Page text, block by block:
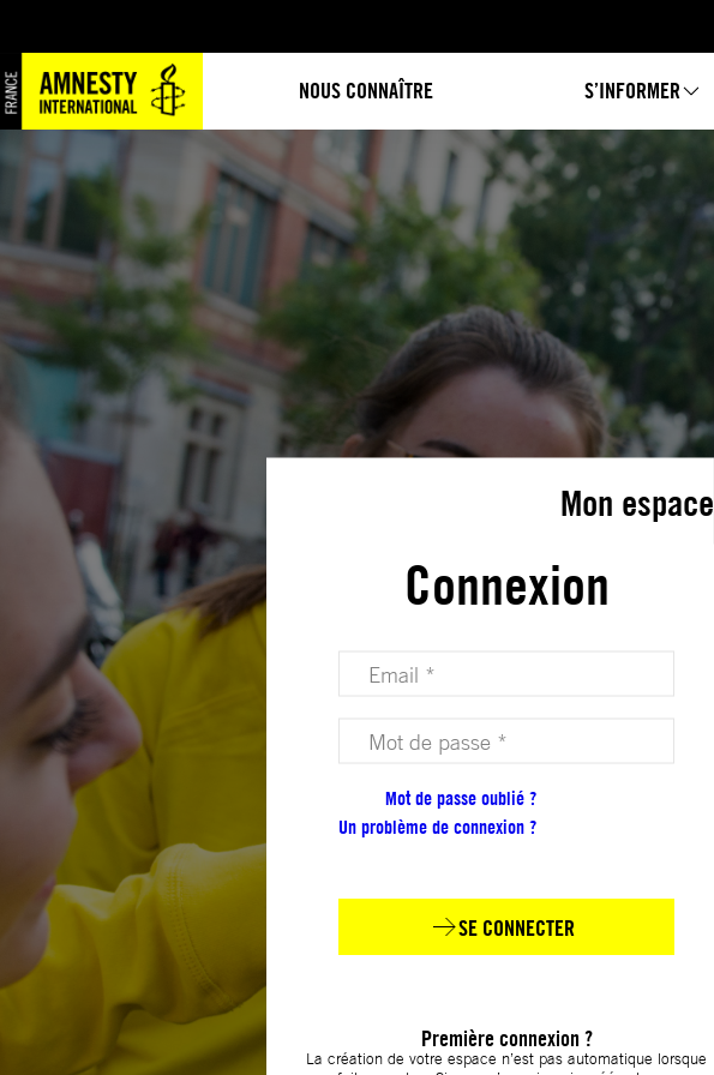
NOUS CONNAÎTRE S’INFORMER
Mon espace
Connexion
Votre adresse email (obligatoire)
Votre mot de passe (obligatoire)
Mot de passe oublié ?
Un problème de connexion ?
SE CONNECTER
Première connexion ?
La création de votre espace n’est pas automatique lorsque